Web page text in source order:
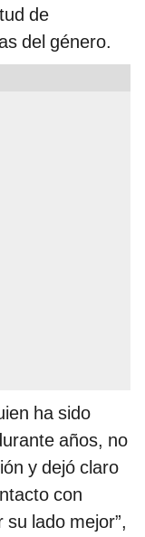
de
del género.
ha sido
años, no
y dejó claro
con
su lado mejor”,